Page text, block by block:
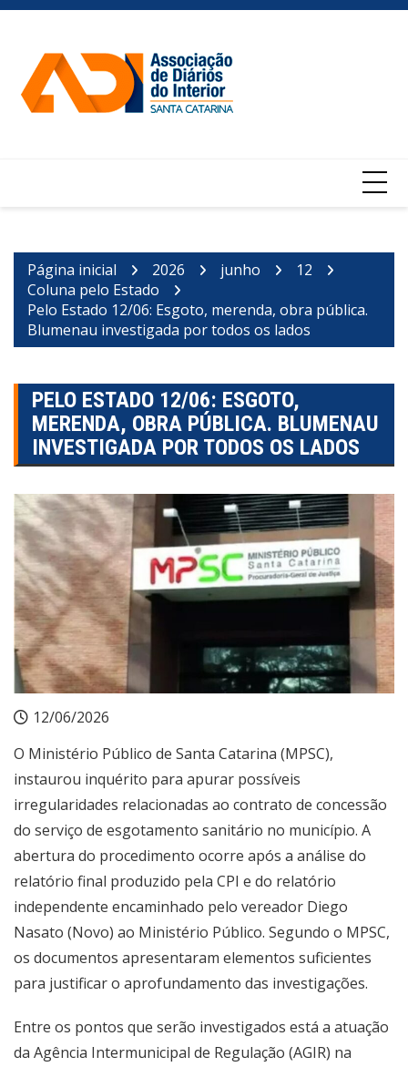
Ir
conteúdo
Página inicial 2026 junho
12
Coluna pelo Estado
Pelo Estado 12/06: Esgoto, merenda, obra pública.
Blumenau investigada por todos os lados
PELO ESTADO 12/06: ESGOTO,
MERENDA, OBRA PÚBLICA. BLUMENAU
INVESTIGADA POR TODOS OS LADOS
12/06/2026
O Ministério Público de Santa Catarina (MPSC),
instaurou inquérito para apurar possíveis
irregularidades relacionadas ao contrato de concessão
do serviço de esgotamento sanitário no município. A
abertura do procedimento ocorre após a análise do
relatório final produzido pela CPI e do relatório
independente encaminhado pelo vereador Diego
Nasato (Novo) ao Ministério Público. Segundo o MPSC,
os documentos apresentaram elementos suficientes
para justificar o aprofundamento das investigações.
Entre os pontos que serão investigados está a atuação
da Agência Intermunicipal de Regulação (AGIR) na